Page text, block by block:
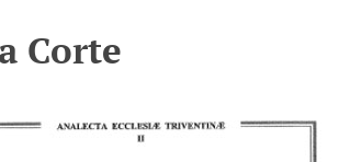
Corte